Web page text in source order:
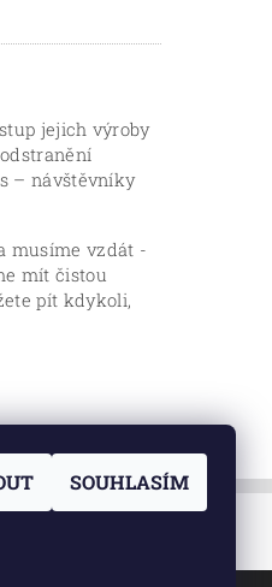
jejich výroby
– návštěvníky
musíme vzdát -
mít čistou
pít kdykoli,
SOUHLASÍM